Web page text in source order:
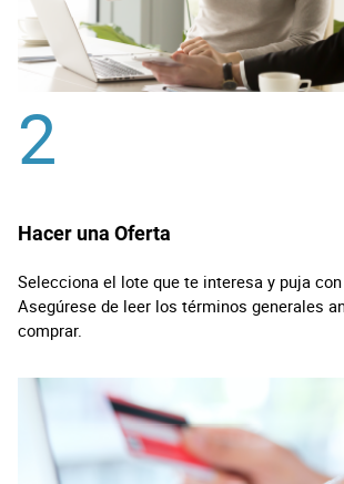
2
Hacer una Oferta
Selecciona el lote que te interesa y puja
Asegúrese de leer los términos generales
comprar.